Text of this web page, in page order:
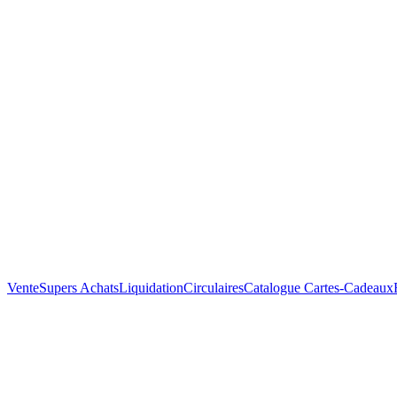
VenteSupers AchatsLiquidationCirculairesCatalogue Cartes-Cadeaux